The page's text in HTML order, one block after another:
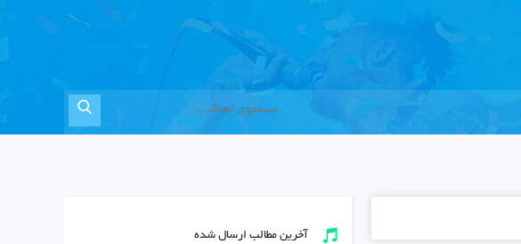
آخرین مطالب ارسال شده